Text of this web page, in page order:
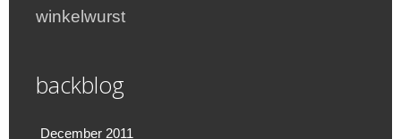
winkelwurst
backblog
December 2011